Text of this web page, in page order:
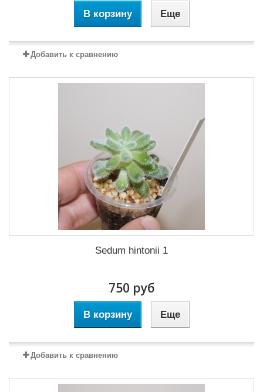
В корзину Еще
Добавить к сравнению
Sedum hintonii 1
750 руб
В корзину Еще
Добавить к сравнению